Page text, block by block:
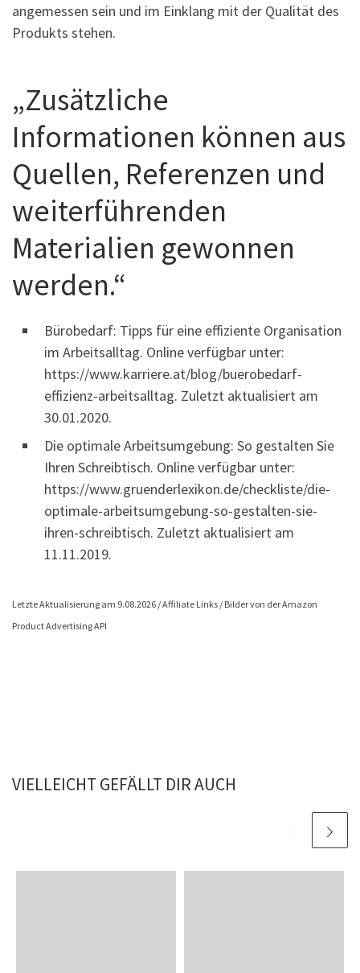
angemessen sein und im Einklang mit der Qualität des
Produkts stehen.
„Zusätzliche
Informationen können aus
Quellen, Referenzen und
weiterführenden
Materialien gewonnen
werden.“
Bürobedarf: Tipps für eine effiziente Organisation
im Arbeitsalltag. Online verfügbar unter:
https://www.karriere.at/blog/buerobedarf-
effizienz-arbeitsalltag. Zuletzt aktualisiert am
30.01.2020.
Die optimale Arbeitsumgebung: So gestalten Sie
Ihren Schreibtisch. Online verfügbar unter:
https://www.gruenderlexikon.de/checkliste/die-
optimale-arbeitsumgebung-so-gestalten-sie-
ihren-schreibtisch. Zuletzt aktualisiert am
11.11.2019.
Letzte Aktualisierung am 9.08.2026 / Affiliate Links / Bilder von der Amazon
Product Advertising API
VIELLEICHT GEFÄLLT DIR AUCH